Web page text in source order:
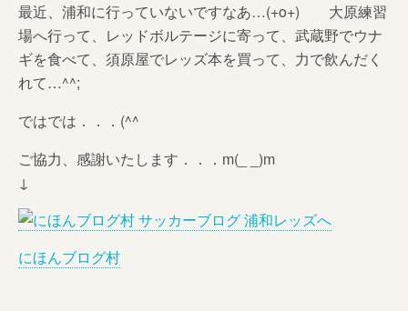
最近、浦和に行っていないですなあ…(+o+) 大原練習
場へ行って、レッドボルテージに寄って、武蔵野でウナ
ギを食べて、須原屋でレッズ本を買って、力で飲んだく
れて…^^;
ではでは．．．(^^ゞ
ご協力、感謝いたします．．．m(_ _)m
↓
にほんブログ村